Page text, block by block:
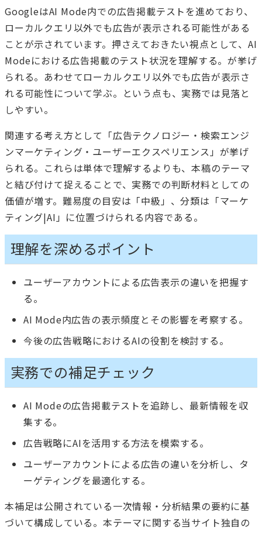
GoogleはAI Mode内での広告掲載テストを進めており、
ローカルクエリ以外でも広告が表示される可能性がある
ことが示されています。押さえておきたい視点として、AI
Modeにおける広告掲載のテスト状況を理解する。が挙げ
られる。あわせてローカルクエリ以外でも広告が表示さ
れる可能性について学ぶ。という点も、実務では見落と
しやすい。
関連する考え方として「広告テクノロジー・検索エンジ
ンマーケティング・ユーザーエクスペリエンス」が挙げ
られる。これらは単体で理解するよりも、本稿のテーマ
と結び付けて捉えることで、実務での判断材料としての
価値が増す。難易度の目安は「中級」、分類は「マーケ
ティング|AI」に位置づけられる内容である。
理解を深めるポイント
ユーザーアカウントによる広告表示の違いを把握す
る。
AI Mode内広告の表示頻度とその影響を考察する。
今後の広告戦略におけるAIの役割を検討する。
実務での補足チェック
AI Modeの広告掲載テストを追跡し、最新情報を収
集する。
広告戦略にAIを活用する方法を模索する。
ユーザーアカウントによる広告の違いを分析し、タ
ーゲティングを最適化する。
本補足は公開されている一次情報・分析結果の要約に基
づいて構成している。本テーマに関する当サイト独自の